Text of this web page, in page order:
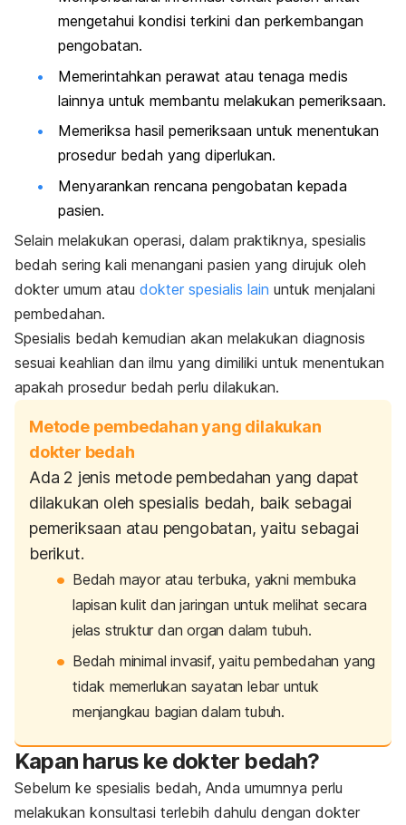
mengetahui kondisi terkini dan perkembangan
pengobatan.
Memerintahkan perawat atau tenaga medis
lainnya untuk membantu melakukan pemeriksaan.
Memeriksa hasil pemeriksaan untuk menentukan
prosedur bedah yang diperlukan.
Menyarankan rencana pengobatan kepada
pasien.
Selain melakukan operasi, dalam praktiknya, spesialis
bedah sering kali menangani pasien yang dirujuk oleh
dokter umum atau dokter spesialis lain untuk menjalani
pembedahan.
Spesialis bedah kemudian akan melakukan diagnosis
sesuai keahlian dan ilmu yang dimiliki untuk menentukan
apakah prosedur bedah perlu dilakukan.
Metode pembedahan yang dilakukan
dokter bedah
Ada 2 jenis metode pembedahan yang dapat
dilakukan oleh spesialis bedah, baik sebagai
pemeriksaan atau pengobatan, yaitu sebagai
berikut.
Bedah mayor atau terbuka, yakni membuka
lapisan kulit dan jaringan untuk melihat secara
jelas struktur dan organ dalam tubuh.
Bedah minimal invasif, yaitu pembedahan yang
tidak memerlukan sayatan lebar untuk
menjangkau bagian dalam tubuh.
Kapan harus ke dokter bedah?
Sebelum ke spesialis bedah, Anda umumnya perlu
melakukan konsultasi terlebih dahulu dengan dokter